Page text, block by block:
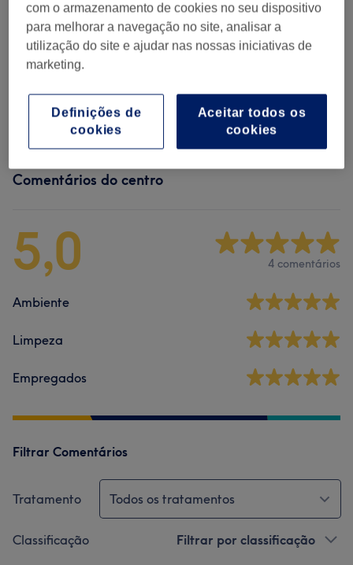
Massagens Orientais ( 1)
Massagens Relaxantes
Massagens Terapêuticas E
Descontraturantes (4)
desde € 25
Comentários do centro
5,0 4 comentários
Ambiente
Limpeza
Empregados
Filtrar Comentários
Tratamento Todos os tratamentos
Classificação Filtrar por classificação
com o armazenamento de cookies no seu dispositivo
para melhorar a navegação no site, analisar a
utilização do site e ajudar nas nossas iniciativas de
marketing.
Aceitar todos os
cookies
Definições de
cookies